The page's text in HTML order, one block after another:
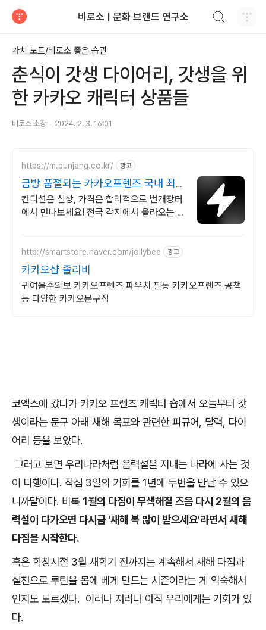
비로소 | 문화 브랜드 연구소
가치 노트/비로소 좋은 습관
춘식이 갓생 다이어리, 갓생을 위
한 카카오 캐릭터 상품들
비로소 소장 2024. 2. 3. 16:01
https://m.bunjang.co.kr/ 광고
금방 품절되는 카카오프렌즈 국내 최대
브랜드 중고거래
컨디션은 신상, 가격은 합리적으로 번개장터
에서 만나보세요! 전국 각지에서 올라오는 전
http://smartstore.naver.com/jollybee 광고
카카오샵 졸리비
귀여움주의보 카카오프렌즈 파우치 필통 카카오프렌즈 공책
등 다양한 카카오문구점
코엑스에 갔다가 카카오 프렌즈 캐릭터 숍에서 오늘부터 갓
생이라는 문구 아래 새해 목표와 관련한 피규어, 달력, 다이
어리 등을 보았다.
그러고 보면 우리나라처럼 음력설을 지내는 나라에 사는 것
이 다행이다. 작심 3일의 기회를 1년에 두번을 만날 수 있으
니까말이다. 비록 1월의 다짐이 무색해질 즈음 다시 2월의 음
력설이 다가오면 다시금 '새해 복 많이 받으세요'라면서 새해
다짐을 시작한다.
혹은 학창시절 3월 새학기 전까지는 계속해서 새해 다짐과
실천으로 루틴을 몸에 베게 만드는 시즌이라는 게 익숙해서
인지도 모르겠다. 이러나 저러나 아직 우리에게는 기회가 있
다.